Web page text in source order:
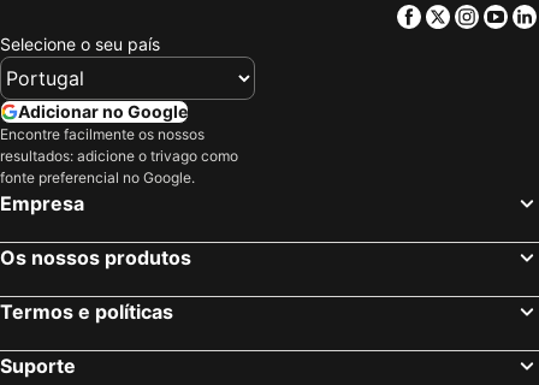
Facebook
Twitter
Selecione o seu país
Adicionar no Google
Encontre facilmente os nossos
resultados: adicione o trivago como
fonte preferencial no Google.
Empresa
Os nossos produtos
Termos e políticas
Suporte